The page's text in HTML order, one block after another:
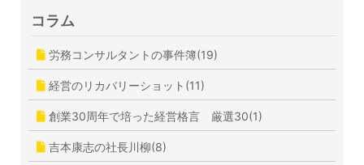
コラム
労務コンサルタントの事件簿(19)
経営のリカバリーショット(11)
創業30周年で培った経営格言 厳選30(1)
吉本康志の社長川柳(8)